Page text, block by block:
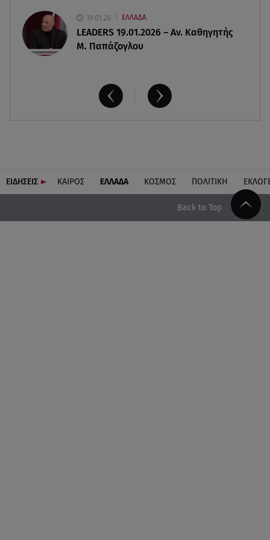
19.01.26 ΕΛΛΑΔΑ
LEADERS 19.01.2026 – Αν. Καθηγητής
Μ. Παπάζογλου
ΕΙΔΗΣΕΙΣ ΚΑΙΡΟΣ ΕΛΛΑΔΑ ΚΟΣΜΟΣ ΠΟΛΙΤΙΚΗ
Back to Top